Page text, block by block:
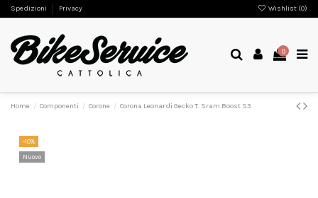
Spedizioni Privacy Wishlist (0)
0
Home Componenti Corone Corona Leonardi Gecko T. Sram Boost S3
-10%
Nuovo